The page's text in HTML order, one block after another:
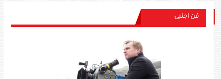
فن اجنبى